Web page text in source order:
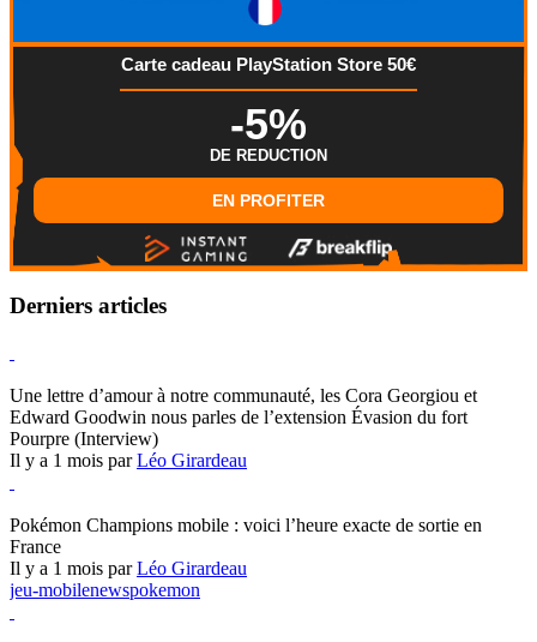
Carte cadeau PlayStation Store 50€
-5%
DE REDUCTION
EN PROFITER
Derniers articles
Une lettre d’amour à notre communauté, les Cora Georgiou et
Edward Goodwin nous parles de l’extension Évasion du fort
Pourpre (Interview)
Il y a 1 mois parLéo Girardeau
Pokémon Champions mobile : voici l’heure exacte de sortie en
France
Il y a 1 mois parLéo Girardeau
jeu-mobilenewspokemon